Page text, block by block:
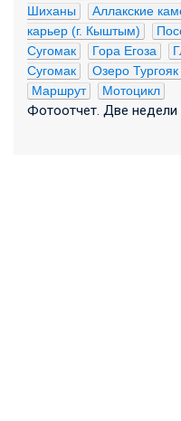
Шиханы
Аллакские
карьер (г. Кыштым)
Сугомак
Гора Егоза
Сугомак
Озеро Тургояк
Маршрут
Мотоцикл
Фотоотчет. Две недели